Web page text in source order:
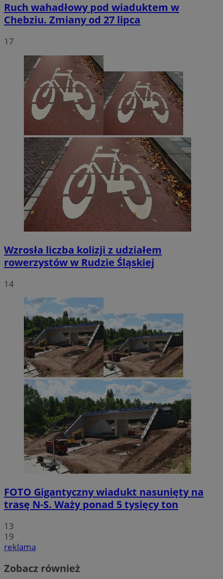
Ruch wahadłowy pod wiaduktem w
Chebziu. Zmiany od 27 lipca
17
Wzrosła liczba kolizji z udziałem
rowerzystów w Rudzie Śląskiej
14
FOTO Gigantyczny wiadukt nasunięty na
trasę N-S. Waży ponad 5 tysięcy ton
13
19
reklama
Zobacz również